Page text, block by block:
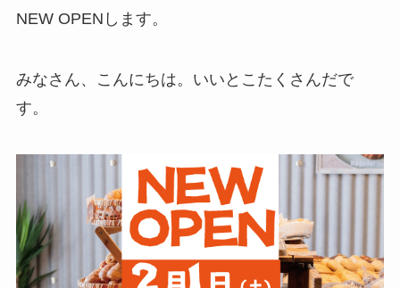
NEW OPENします。
みなさん、こんにちは。いいとこたくさんだで
す。